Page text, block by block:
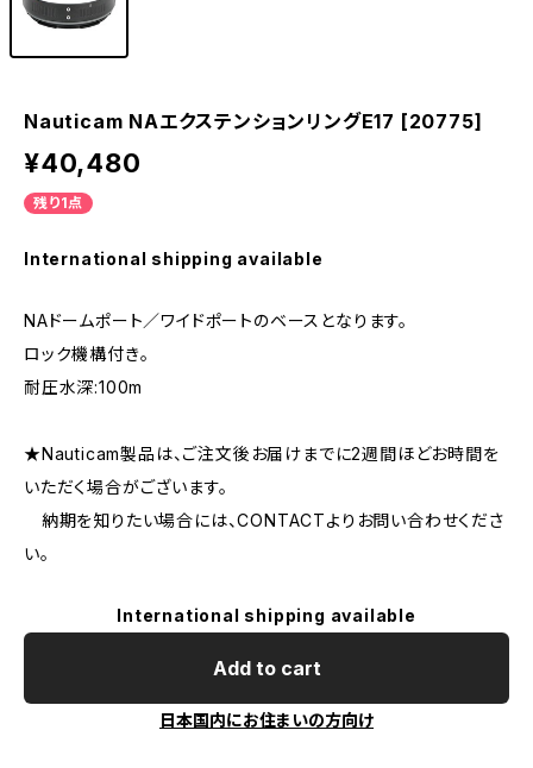
Nauticam NAエクステンションリングE17 [20775]
¥40,480
残り1点
International shipping available
NAドームポート／ワイドポートのベースとなります。
ロック機構付き。
耐圧水深:100m
★Nauticam製品は、ご注文後お届けまでに2週間ほどお時間を
いただく場合がございます。
納期を知りたい場合には、CONTACTよりお問い合わせくださ
い。
International shipping available
Add to cart
日本国内にお住まいの方向け